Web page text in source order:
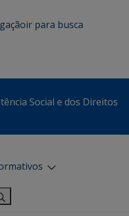
ir para busca
Social e dos Direitos